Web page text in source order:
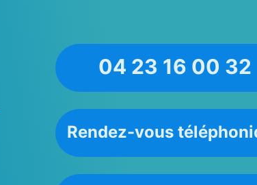
04 23 16 00 32
Rendez-vous